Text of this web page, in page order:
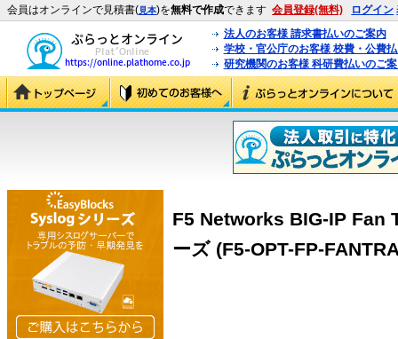
会員はオンラインで見積書(見本)を無料で作成できます 会員登録(無料) ログイン
法人のお客様 請求書払いのご案内
学校・官公庁のお客様 校費・公費
研究機関のお客様 科研費払いのご
F5 Networks BIG-IP Fan
ーズ (F5-OPT-FP-